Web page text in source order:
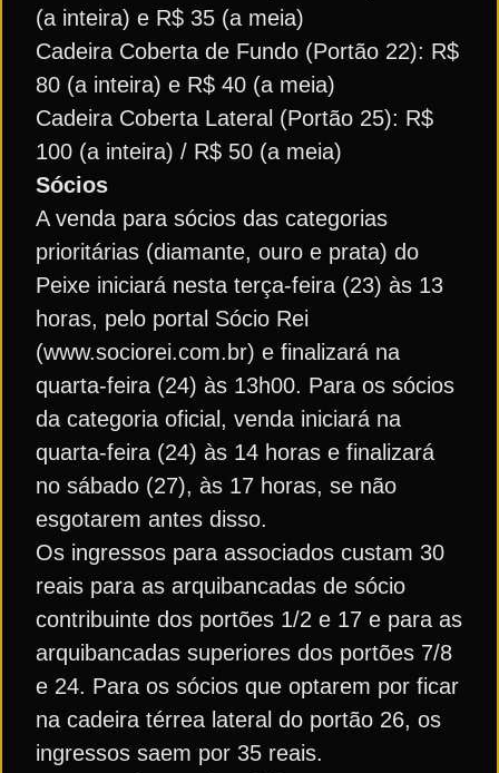
(a inteira) e R$ 35 (a meia)
Cadeira Coberta de Fundo (Portão 22): R$
80 (a inteira) e R$ 40 (a meia)
Cadeira Coberta Lateral (Portão 25): R$
100 (a inteira) / R$ 50 (a meia)
Sócios
A venda para sócios das categorias
prioritárias (diamante, ouro e prata) do
Peixe iniciará nesta terça-feira (23) às 13
horas, pelo portal Sócio Rei
(www.sociorei.com.br) e finalizará na
quarta-feira (24) às 13h00. Para os sócios
da categoria oficial, venda iniciará na
quarta-feira (24) às 14 horas e finalizará
no sábado (27), às 17 horas, se não
esgotarem antes disso.
Os ingressos para associados custam 30
reais para as arquibancadas de sócio
contribuinte dos portões 1/2 e 17 e para as
arquibancadas superiores dos portões 7/8
e 24. Para os sócios que optarem por ficar
na cadeira térrea lateral do portão 26, os
ingressos saem por 35 reais.